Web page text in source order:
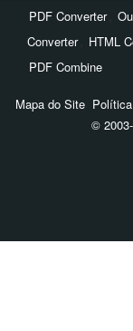
PDF Converter
Converter
HTML
PDF Combine
Mapa do Site
©